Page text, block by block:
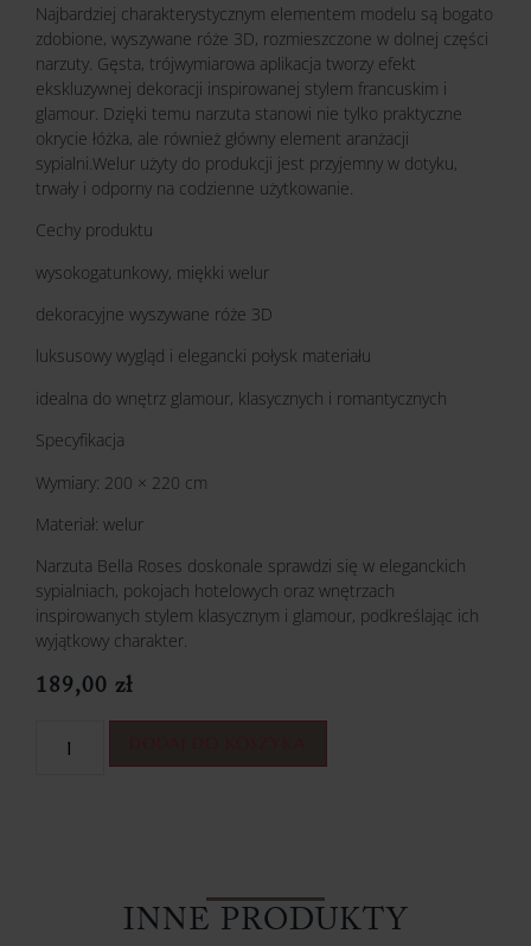
Najbardziej charakterystycznym elementem modelu są bogato
zdobione, wyszywane róże 3D, rozmieszczone w dolnej części
narzuty. Gęsta, trójwymiarowa aplikacja tworzy efekt
ekskluzywnej dekoracji inspirowanej stylem francuskim i
glamour. Dzięki temu narzuta stanowi nie tylko praktyczne
okrycie łóżka, ale również główny element aranżacji
sypialni.Welur użyty do produkcji jest przyjemny w dotyku,
trwały i odporny na codzienne użytkowanie.
Cechy produktu
wysokogatunkowy, miękki welur
dekoracyjne wyszywane róże 3D
luksusowy wygląd i elegancki połysk materiału
idealna do wnętrz glamour, klasycznych i romantycznych
Specyfikacja
Wymiary: 200 × 220 cm
Materiał: welur
Narzuta Bella Roses doskonale sprawdzi się w eleganckich
sypialniach, pokojach hotelowych oraz wnętrzach
inspirowanych stylem klasycznym i glamour, podkreślając ich
wyjątkowy charakter.
189,00 zł
INNE PRODUKTY